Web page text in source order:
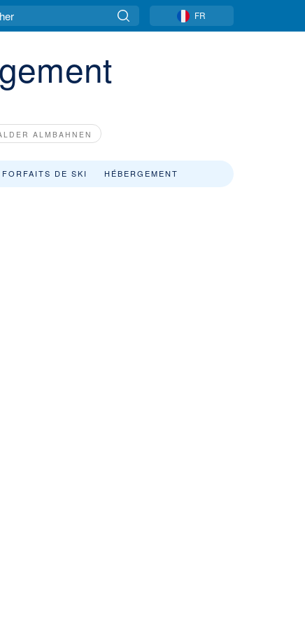
FR
ALMBAHNEN
FORFAITS DE SKI HÉBERGEMENT